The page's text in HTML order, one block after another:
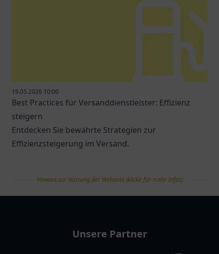
19.05.2026 10:00
Best Practices für Versanddienstleister: Effizienz
steigern
Entdecken Sie bewährte Strategien zur
Effizienzsteigerung im Versand.
Hinweis zur Nutzung der Webseite (klicke für mehr Infos)
Unsere Partner